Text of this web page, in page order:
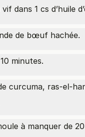
dans 1 cs d’huile
de bœuf hachée.
minutes.
curcuma, ras-el-
à manquer de